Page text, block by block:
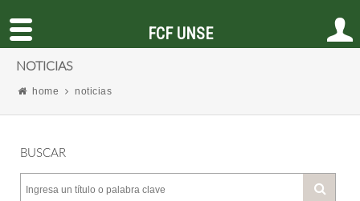
NOTICIAS
home noticias
BUSCAR
FCF UNSE